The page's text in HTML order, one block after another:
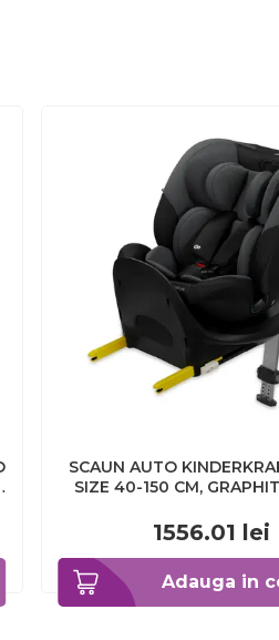
Adauga in
SCAUN AUTO
SIZE 40-150 CM,
1556.01 lei